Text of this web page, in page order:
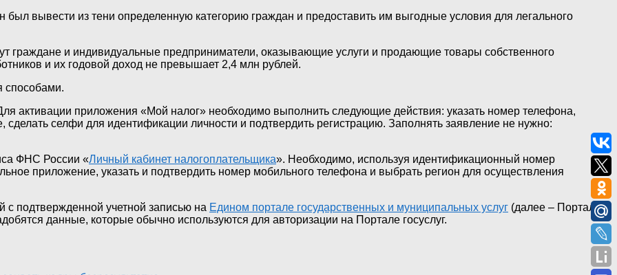
вывести из тени определенную категорию граждан и предоставить им выгодные условия для легального
граждане и индивидуальные предприниматели, оказывающие услуги и продающие товары собственного
и их годовой доход не превышает 2,4 млн рублей.
способами.
активации приложения «Мой налог» необходимо выполнить следующие действия: указать номер телефона,
сделать селфи для идентификации личности и подтвердить регистрацию. Заполнять заявление не нужно:
ФНС России «Личный кабинет налогоплательщика». Необходимо, используя идентификационный номер
приложение, указать и подтвердить номер мобильного телефона и выбрать регион для осуществления
с подтвержденной учетной записью на Едином портале государственных и муниципальных услуг (далее – Портал
данные, которые обычно используются для авторизации на Портале госуслуг.